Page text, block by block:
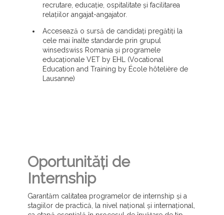
recrutare, educație, ospitalitate și facilitarea
relațiilor angajat-angajator.
Accesează o sursă de candidați pregătiți la
cele mai înalte standarde prin grupul
winsedswiss Romania și programele
educaționale VET by EHL (Vocational
Education and Training by École hôtelière de
Lausanne)
Oportunități de
Internship
Garantăm calitatea programelor de internship și a
stagiilor de practică, la nivel național și internațional,